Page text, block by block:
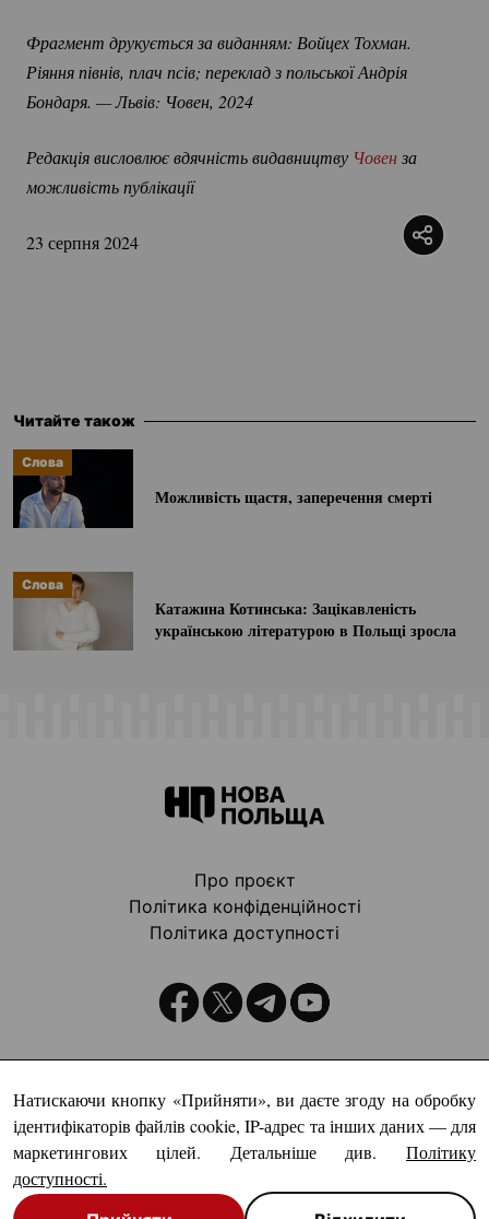
Фрагмент друкується за виданням: Войцех Тохман.
Ріяння півнів, плач псів; переклад з польської Андрія
Бондаря. — Львів: Човен, 2024
Редакція висловлює вдячність видавництву Човен за
можливість публікації
23 серпня 2024
Читайте також
Слова
Можливість щастя, заперечення смерті
Слова
Катажина Котинська: Зацікавленість
українською літературою в Польщі зросла
Натискаючи кнопку «Прийняти», ви даєте згоду на обробку
ідентифікаторів файлів cookie, IP-адрес та інших даних — для
маркетингових цілей. Детальніше див.
Політику
доступності.
Про проєкт
Політика конфіденційності
Політика доступності